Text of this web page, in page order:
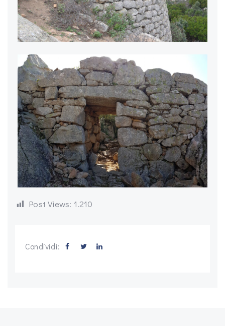
Post Views: 1.210
Condividi: